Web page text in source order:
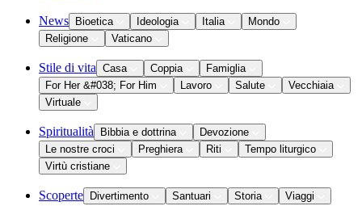
News Bioetica Ideologia Italia
Mondo
Religione
Vaticano
Stile di vita Casa Coppia
Famiglia
For Her &#038; For Him
Lavoro Salute
Vecchiaia
Virtuale
Spiritualità Bibbia e dottrina
Devozione
Le nostre croci
Preghiera Riti
Tempo liturgico
Virtù cristiane
Scoperte Divertimento Santuari Storia Viaggi